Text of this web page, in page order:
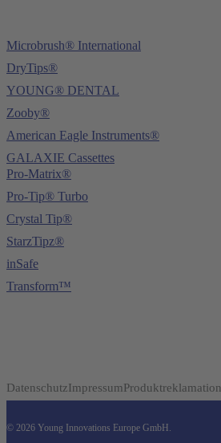
Microbrush® International
DryTips®
YOUNG® DENTAL
Zooby®
American Eagle Instruments®
GALAXIE Cassettes
Pro-Matrix®
Pro-Tip® Turbo
Crystal Tip®
StarzTipz®
inSafe
Transform™
DatenschutzImpressumProduktreklamation
© 2026 Young Innovations Europe GmbH.